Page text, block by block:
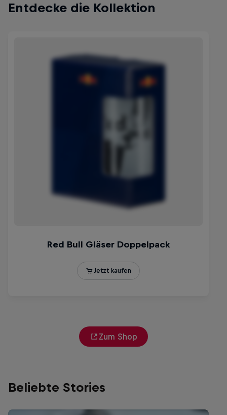
Entdecke die Kollektion
Zum Shop
Beliebte Stories